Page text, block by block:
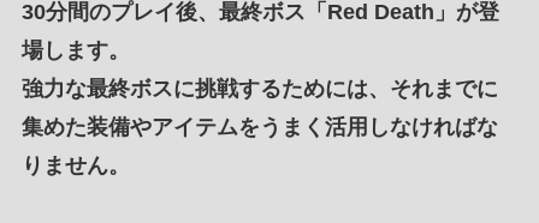
30分間のプレイ後、 最終ボス「Red Death」 が登
場します。
強力な最終ボスに挑戦するためには、それまでに
集めた装備やアイテムを うまく活用 しなければな
りません。